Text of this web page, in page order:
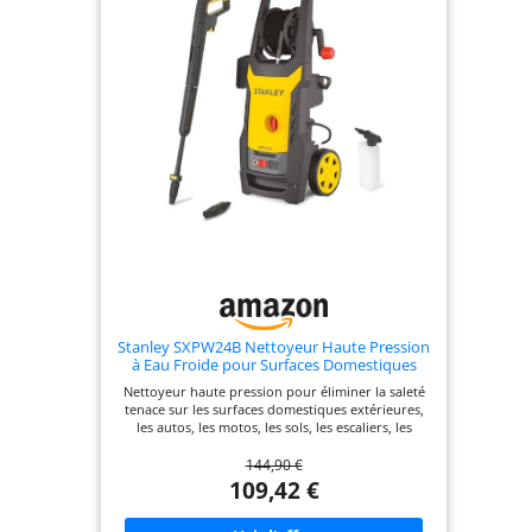
utilisation flexible sans raccordement fixe à l’eau,
idéal pour l’utilisation avec des sources d’eau
externes. Enrouleur de tuyau pratique -
L’enrouleur intégré facilite le rangement du tuyau
haute pression, évite les enchevêtrements et
garantit un espace de stockage propre et organisé.
Stanley SXPW24B Nettoyeur Haute Pression
à Eau Froide pour Surfaces Domestiques
Extérieures et Autos, (2400 W, 170 Bar, 500
l/h)
Nettoyeur haute pression pour éliminer la saleté
tenace sur les surfaces domestiques extérieures,
les autos, les motos, les sols, les escaliers, les
170 ; Puissance absorbée (kW) 2,4; Débit (l/h) max.
500 ; Température eau d'alimentation (°C) max. 50
Équipement : pistolet, lance et flexible à haute
pression (6 m), rotabuse, buse à jet réglable, kit
144,90 €
109,42 €